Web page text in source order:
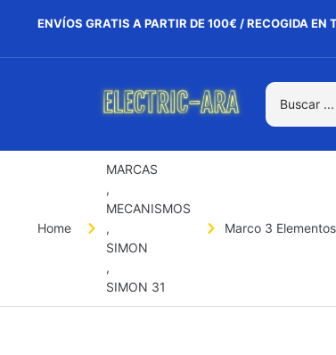
ENVÍOS GRATIS A PARTIR DE 100€ / RECOGIDA EN
Home
MARCAS
,
MECANISMOS
,
SIMON
,
SIMON 31
Marco 3